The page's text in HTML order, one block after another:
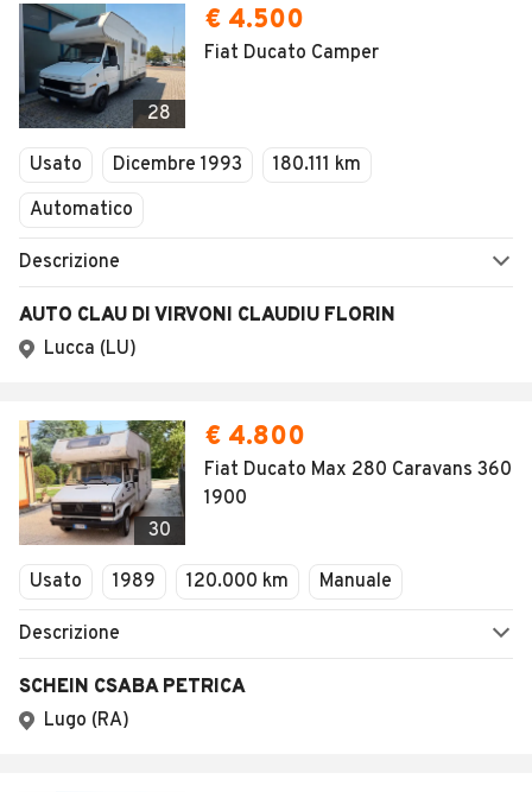
28
€ 4.500
Fiat Ducato Camper
Usato Dicembre 1993
180.111 km
Automatico
Descrizione
AUTO CLAU DI VIRVONI CLAUDIU FLORIN
Lucca (LU)
30
€ 4.800
Fiat Ducato Max 280 Caravans 360
1900
Usato 1989 120.000 km Manuale
Descrizione
SCHEIN CSABA PETRICA
Lugo (RA)